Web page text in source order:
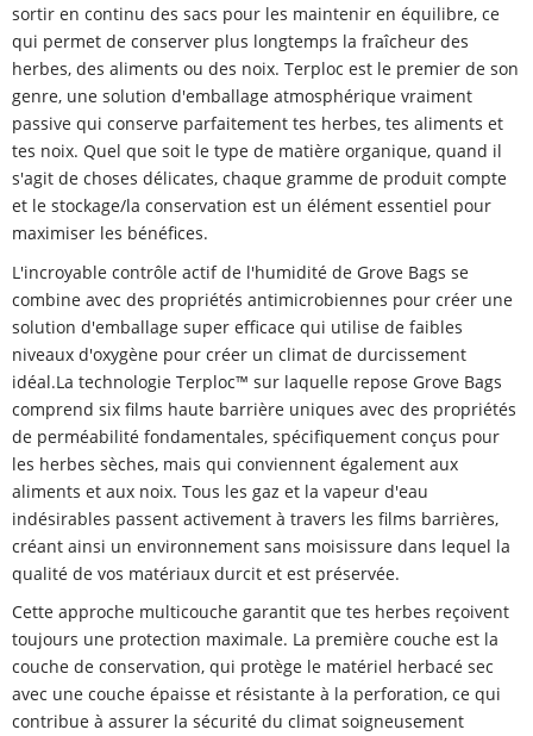
sortir en continu des sacs pour les maintenir en équilibre, ce
qui permet de conserver plus longtemps la fraîcheur des
herbes, des aliments ou des noix. Terploc est le premier de son
genre, une solution d'emballage atmosphérique vraiment
passive qui conserve parfaitement tes herbes, tes aliments et
tes noix. Quel que soit le type de matière organique, quand il
s'agit de choses délicates, chaque gramme de produit compte
et le stockage/la conservation est un élément essentiel pour
maximiser les bénéfices.
L'incroyable contrôle actif de l'humidité de Grove Bags se
combine avec des propriétés antimicrobiennes pour créer une
solution d'emballage super efficace qui utilise de faibles
niveaux d'oxygène pour créer un climat de durcissement
idéal.La technologie Terploc™ sur laquelle repose Grove Bags
comprend six films haute barrière uniques avec des propriétés
de perméabilité fondamentales, spécifiquement conçus pour
les herbes sèches, mais qui conviennent également aux
aliments et aux noix. Tous les gaz et la vapeur d'eau
indésirables passent activement à travers les films barrières,
créant ainsi un environnement sans moisissure dans lequel la
qualité de vos matériaux durcit et est préservée.
Cette approche multicouche garantit que tes herbes reçoivent
toujours une protection maximale. La première couche est la
couche de conservation, qui protège le matériel herbacé sec
avec une couche épaisse et résistante à la perforation, ce qui
contribue à assurer la sécurité du climat soigneusement